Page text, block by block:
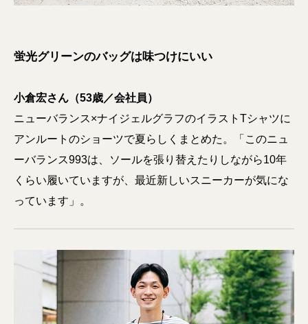
蛍光グリーンのバッグは味つけにいい
小倉宏さん（53歳／会社員）
ニューバランス×ナイジェルグラフのイラストTシャツに
アンルートのショーツで夏らしくまとめた。「このニュ
ーバランス993は、ソールを張り替えたりしながら10年
くらい履いていますが、最近新しいスニーカーが気にな
っています」。